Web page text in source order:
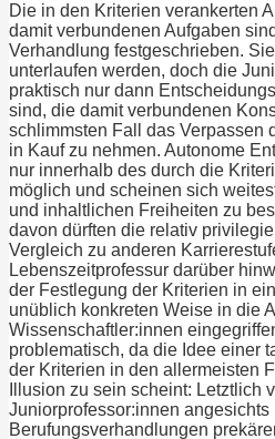
Die in den Kriterien verankerten
damit verbundenen Aufgaben
Verhandlung festgeschrieben.
unterlaufen werden, doch die
praktisch nur dann
sind, die damit verbundenen
schlimmsten Fall das Verpassen
in Kauf zu nehmen. Autonome
nur innerhalb des durch die
möglich und scheinen sich
und inhaltlichen Freiheiten zu
davon dürften die relativ
Vergleich zu anderen
Lebenszeitprofessur darüber
der Festlegung der Kriterien in
unüblich konkreten Weise in die
Wissenschaftler:innen
problematisch, da die Idee einer
der Kriterien in den allermeisten
Illusion zu sein scheint: Letztlich
Juniorprofessor:innen
Berufungsverhandlungen